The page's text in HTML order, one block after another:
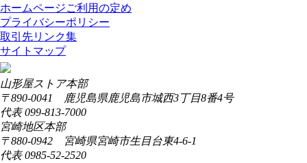
ホームページご利用の定め
プライバシーポリシー
取引先リンク集
サイトマップ
山形屋ストア本部
〒890-0041 鹿児島県鹿児島市城西3丁目8番4号
代表 099-813-7000
宮崎地区本部
〒880-0942 宮崎県宮崎市生目台東4-6-1
代表 0985-52-2520